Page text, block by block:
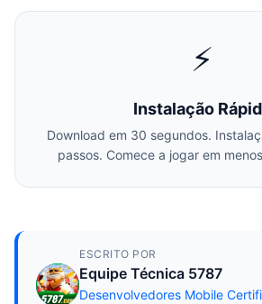
⚡
Instalação
Download em 30 segundos.
passos. Comece a jogar em
ESCRITO POR
Equipe Técnica 5787
Desenvolvedores Mobile